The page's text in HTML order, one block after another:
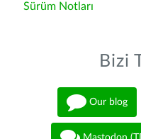
Sürüm Notları
Bizi
Our blog